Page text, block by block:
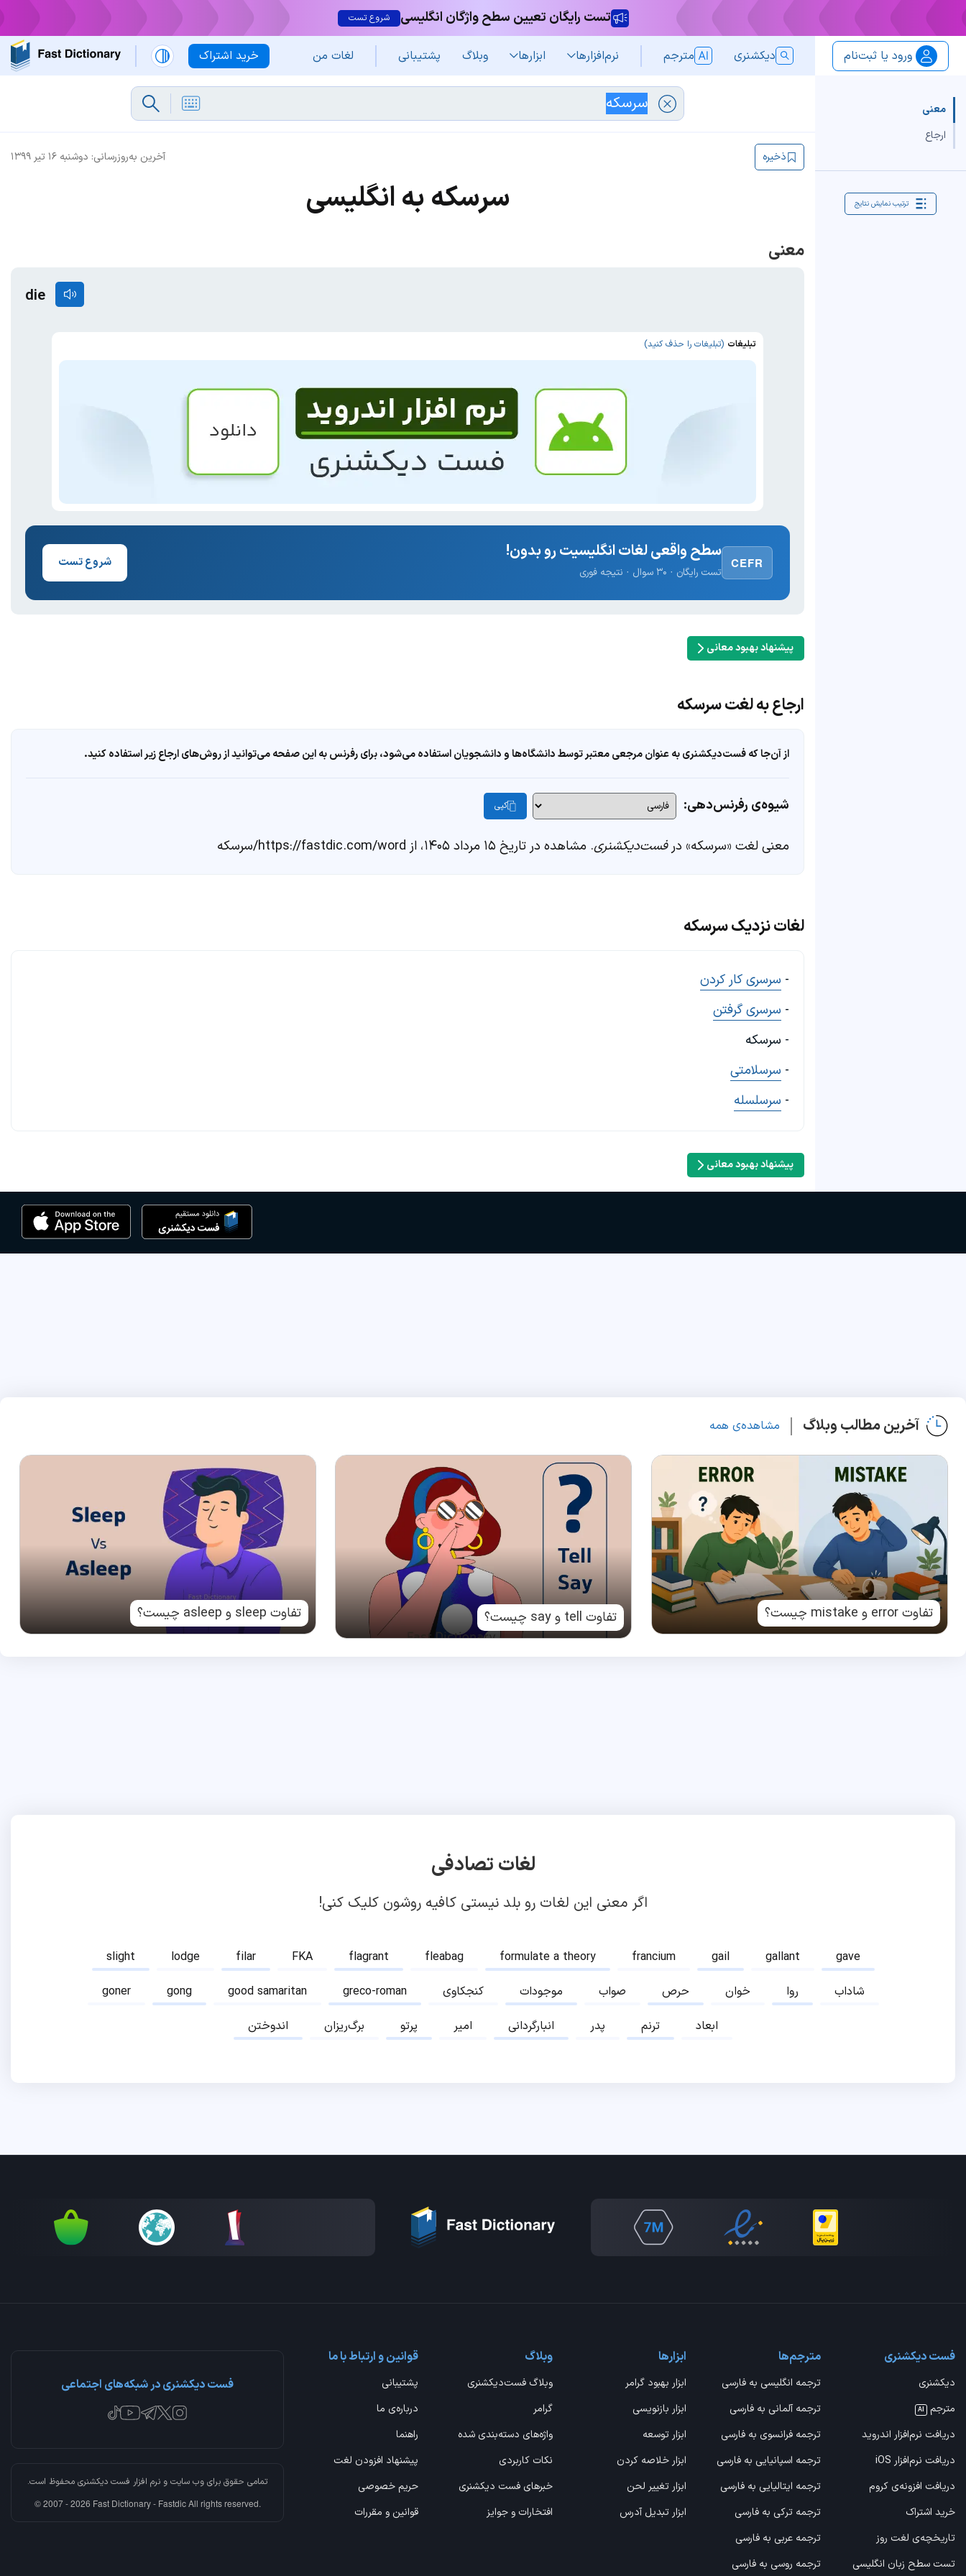
تست رایگان تعیین سطح واژگان انگلیسی شروع تست
خرید اشتراک ورود یا ثبت‌نام دیکشنری مترجم نرم‌افزار‌ها ابزارها وبلاگ پشتیبانی لغات من
معنی
ارجاع
ترتیب نمایش نتایج
آخرین به‌روزرسانی: دوشنبه ۱۶ تیر ۱۳۹۹ ذخیره
سرسکه به انگلیسی
معنی
die
تبلیغات (تبلیغات را حذف کنید)
CEFR
سطح واقعی لغات انگلیسیت رو بدون!
تست رایگان · ۳۰ سوال · نتیجه فوری
شروع تست
پیشنهاد بهبود معانی
ارجاع به لغت سرسکه
از آن‌جا که فست‌دیکشنری به عنوان مرجعی معتبر توسط دانشگاه‌ها و دانشجویان استفاده می‌شود، برای رفرنس به این صفحه می‌توانید از روش‌های ارجاع زیر استفاده کنید.
شیوه‌ی رفرنس‌دهی: کپی
معنی لغت «سرسکه» درفست‌دیکشنری. مشاهده در تاریخ ۱۵ مرداد ۱۴۰۵، از https://fastdic.com/word/سرسکه
لغات نزدیک سرسکه
- سرسری کار کردن
- سرسری گرفتن
- سرسکه
- سرسلامتی
- سرسلسله
پیشنهاد بهبود معانی
آخرین مطالب وبلاگ مشاهده‌ی همه
تفاوت error و mistake چیست؟ تفاوت tell و say چیست؟ تفاوت sleep و asleep چیست؟
لغات تصادفی
اگر معنی این لغات رو بلد نیستی کافیه روشون کلیک کنی!
slight lodge filar FKA flagrant fleabag formulate a theory francium gail gallant
gave
goner
gong good samaritan greco-roman کنجکاوی موجودات صواب حرص خوان روا
شاداب
اندوختن
برگ‌ریزان پرتو امیر انبارگردانی پدر ترنم ابعاد
فست دیکشنری
دیکشنری
مترجم
AI
دریافت نرم‌افزار اندروید
دریافت نرم‌افزار iOS
دریافت افزونه‌ی کروم
خرید اشتراک
تاریخچه‌ی لغت روز
تست سطح زبان انگلیسی
مترجم‌ها
ترجمه انگلیسی به فارسی
ترجمه آلمانی به فارسی
ترجمه فرانسوی به فارسی
ترجمه اسپانیایی به فارسی
ترجمه ایتالیایی به فارسی
ترجمه ترکی به فارسی
ترجمه عربی به فارسی
ترجمه روسی به فارسی
ابزارها
ابزار بهبود گرامر
ابزار بازنویسی
ابزار توسعه
ابزار خلاصه کردن
ابزار تغییر لحن
ابزار تبدیل آدرس
وبلاگ
وبلاگ فست‌دیکشنری
گرامر
واژه‌های دسته‌بندی شده
نکات کاربردی
خبرهای فست دیکشنری
افتخارات و جوایز
قوانین و ارتباط با ما
پشتیبانی
درباره‌ی ما
راهنما
پیشنهاد افزودن لغت
حریم خصوصی
قوانین و مقررات
فست دیکشنری در شبکه‌های اجتماعی
تمامی حقوق برای وب سایت و نرم افزار فست دیکشنریمحفوظ است.
© 2007 - 2026 Fast Dictionary - Fastdic All rights reserved.